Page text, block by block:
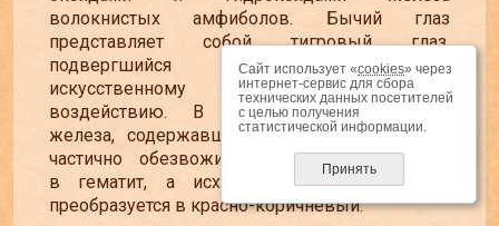
волокнистых амфиболов. Бычий глаз
представляет собой тигровый глаз,
подвергшийся природному или
искусственному температурному
воздействию. В результате гидроксиды
железа, содержавшиеся в исходном камне,
частично обезвоживаются и превращаются
в гематит, а исходный золотистый цвет
преобразуется в красно-коричневый.
Сайт использует «cookies» через
интернет-сервис для сбора
технических данных посетителей
с целью получения
статистической информации.
Принять